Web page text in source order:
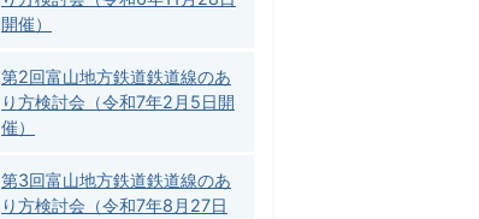
開催）
第2回富山地方鉄道鉄道線のあ
り方検討会（令和7年2月5日開
催）
第3回富山地方鉄道鉄道線のあ
り方検討会（令和7年8月27日